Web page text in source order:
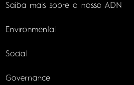
Saiba mais sobre o nosso ADN
Environmental
Social
Governance